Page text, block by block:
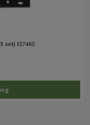
set) 127465